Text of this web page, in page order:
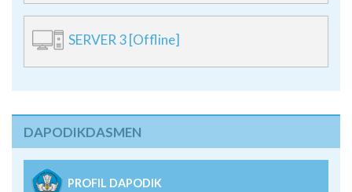
SERVER 3 [Offline]
DAPODIKDASMEN
PROFIL DAPODIK